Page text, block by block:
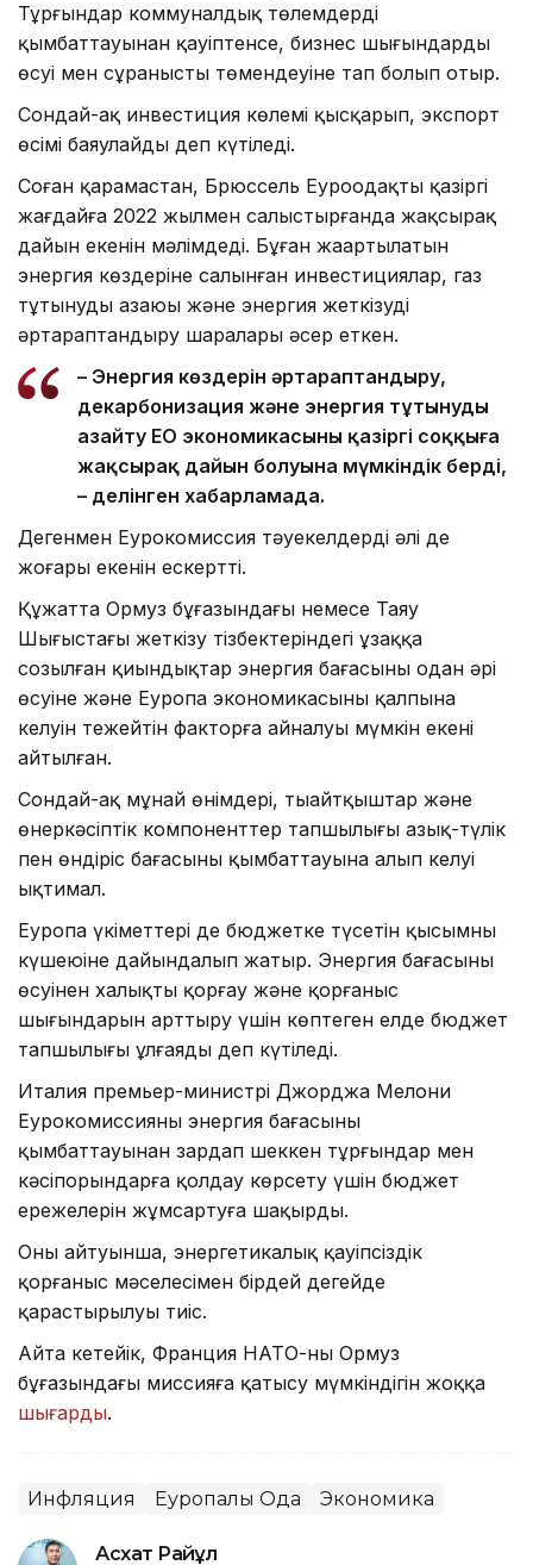
Тұрғындар коммуналдық төлемдердің
қымбаттауынан қауіптенсе, бизнес шығындардың
өсуі мен сұраныстың төмендеуіне тап болып отыр.
Сондай-ақ инвестиция көлемі қысқарып, экспорт
өсімі баяулайды деп күтіледі.
Соған қарамастан, Брюссель Еуроодақтың қазіргі
жағдайға 2022 жылмен салыстырғанда жақсырақ
дайын екенін мәлімдеді. Бұған жаңартылатын
энергия көздеріне салынған инвестициялар, газ
тұтынудың азаюы және энергия жеткізуді
әртараптандыру шаралары әсер еткен.
– Энергия көздерін әртараптандыру,
декарбонизация және энергия тұтынуды
азайту ЕО экономикасының қазіргі соққыға
жақсырақ дайын болуына мүмкіндік берді,
– делінген хабарламада.
Дегенмен Еурокомиссия тәуекелдердің әлі де
жоғары екенін ескертті.
Құжатта Ормуз бұғазындағы немесе Таяу
Шығыстағы жеткізу тізбектеріндегі ұзаққа
созылған қиындықтар энергия бағасының одан әрі
өсуіне және Еуропа экономикасының қалпына
келуін тежейтін факторға айналуы мүмкін екені
айтылған.
Сондай-ақ мұнай өнімдері, тыңайтқыштар және
өнеркәсіптік компоненттер тапшылығы азық-түлік
пен өндіріс бағасының қымбаттауына алып келуі
ықтимал.
Еуропа үкіметтері де бюджетке түсетін қысымның
күшеюіне дайындалып жатыр. Энергия бағасының
өсуінен халықты қорғау және қорғаныс
шығындарын арттыру үшін көптеген елде бюджет
тапшылығы ұлғаяды деп күтіледі.
Италия премьер-министрі Джорджа Мелони
Еурокомиссияны энергия бағасының
қымбаттауынан зардап шеккен тұрғындар мен
кәсіпорындарға қолдау көрсету үшін бюджет
ережелерін жұмсартуға шақырды.
Оның айтуынша, энергетикалық қауіпсіздік
қорғаныс мәселесімен бірдей деңгейде
қарастырылуы тиіс.
Айта кетейік, Франция НАТО-ның Ормуз
бұғазындағы миссияға қатысу мүмкіндігін жоққа
шығарды.
Инфляция Еуропалық Одақ Экономика
Асхат Райқұл